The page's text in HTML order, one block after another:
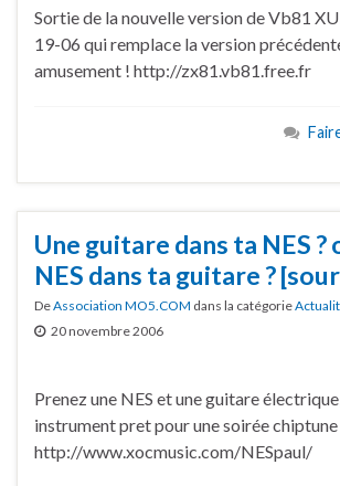
Sortie de la nouvelle version de Vb81
19-06 qui remplace la version
amusement ! http://zx81.vb81.free.fr
Une guitare dans ta NES ?
NES dans ta guitare ?
DeAssociation MO5.COM dans la catégorie
20 novembre 2006
Prenez une NES et une guitare
instrument pret pour une soirée chiptune
http://www.xocmusic.com/NESpaul/